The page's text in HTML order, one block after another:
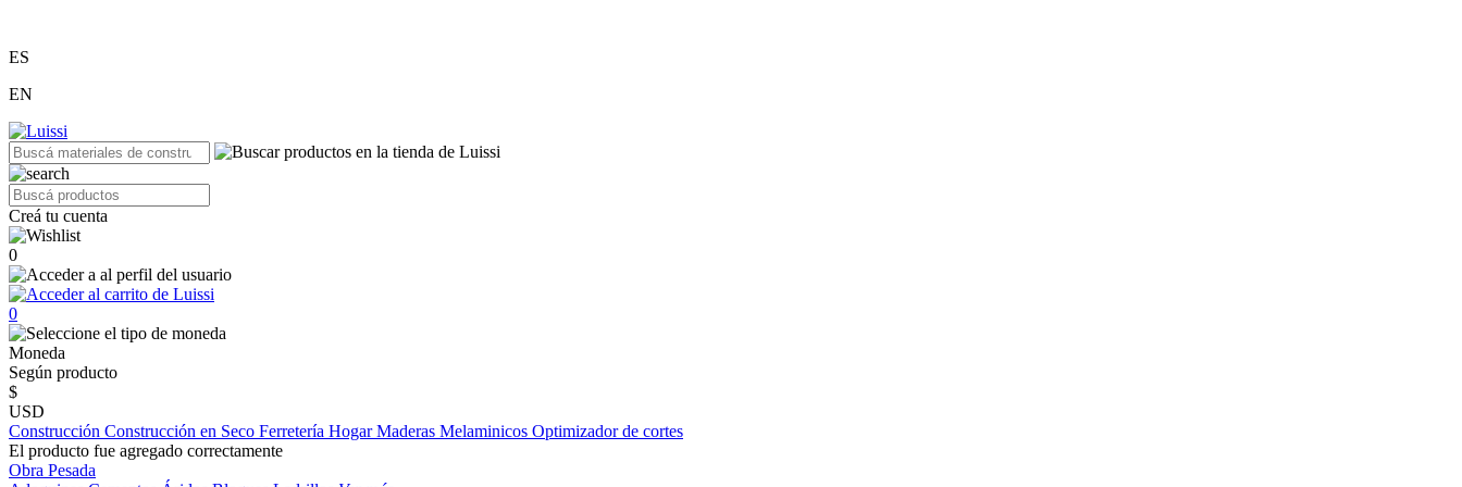
ES
EN
Creá tu cuenta
0
0
Moneda
Según producto
$
USD
Construcción Construcción en Seco Ferretería HogarMaderas Melaminicos Optimizador de cortes
El producto fue agregado correctamente
Obra Pesada